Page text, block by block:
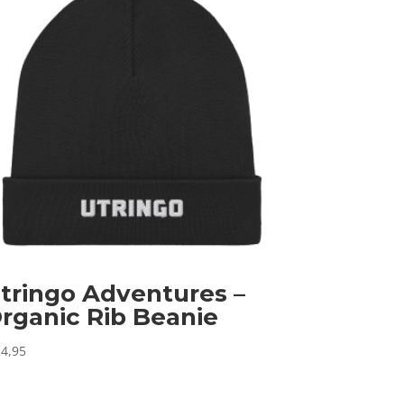
Adventures –
Rib Beanie